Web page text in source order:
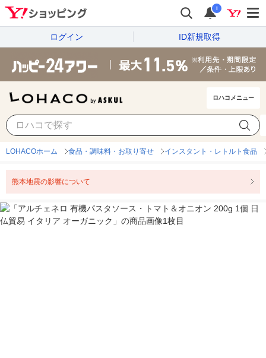
i
ログイン ID新規取得
ロハコメニュー
LOHACOホーム 食品・調味料・お取り寄せ インスタント・レトルト食品
熊本地震の影響について